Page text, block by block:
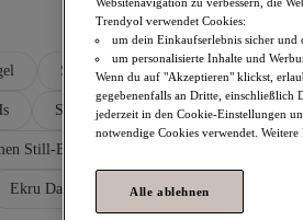
Still Bh Verschluss Vorne Still
Schwarz Damen Still-BHs BHs
Still-BHs
Ekru Damen BHs
Trendyol verwendet Cookies:
um dein Einkaufserlebnis sicher und
um personalisierte Inhalte und
Wenn du auf "Akzeptieren" klickst,
gegebenenfalls an Dritte, einschließlich
jederzeit in den Cookie-Einstellungen
notwendige Cookies verwendet.
Alle ablehnen